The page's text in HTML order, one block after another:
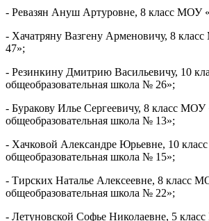
- Ревазян Ануш Артуровне, 8 класс МОУ
- Хачатряну Вазгену Арменовичу, 8
47»;
- Резинкину Дмитрию Васильевичу, 10
общеобразовательная школа № 26»;
- Буракову Илье Сергеевичу, 8 класс
общеобразовательная школа № 13»;
- Хачковой Александре Юрьевне, 10
общеобразовательная школа № 15»;
- Тирских Наталье Алексеевне, 8 класс
общеобразовательная школа № 22»;
- Летуновской Софье Николаевне, 5